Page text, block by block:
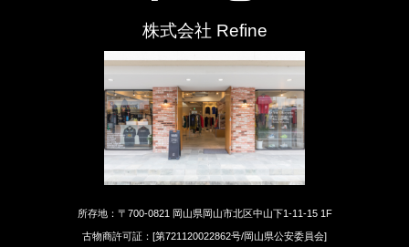
株式会社 Refine
所存地：〒700-0821 岡山県岡山市北区中山下1-11-15 1F
古物商許可証：[第721120022862号/岡山県公安委員会]